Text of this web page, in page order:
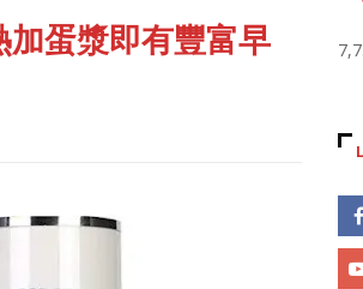
加蛋漿即有豐富早